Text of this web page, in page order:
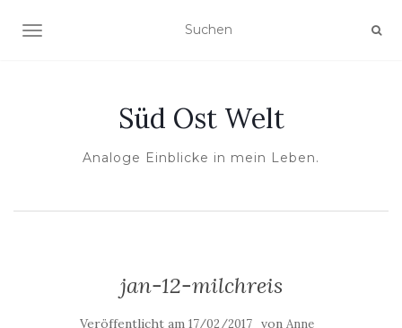
NAVIGATION UMSCHALTEN
Süd Ost Welt
Analoge Einblicke in mein Leben.
jan-12-milchreis
Veröffentlicht am 17/02/2017 von Anne